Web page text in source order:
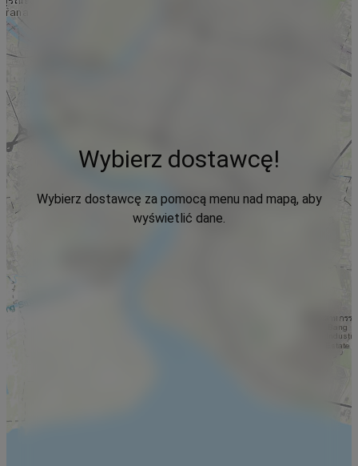
Wybierz dostawcę!
Wybierz dostawcę za pomocą menu nad mapą, aby
wyświetlić dane.